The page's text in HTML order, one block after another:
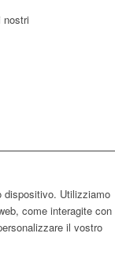
nostri
dispositivo. Utilizziamo
come interagite con
il vostro